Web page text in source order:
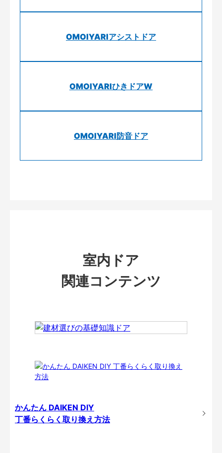
OMOIYARIアシストドア
OMOIYARIひきドアW
OMOIYARI防音ドア
室内ドア
関連コンテンツ
かんたん DAIKEN DIY
丁番らくらく取り換え方法